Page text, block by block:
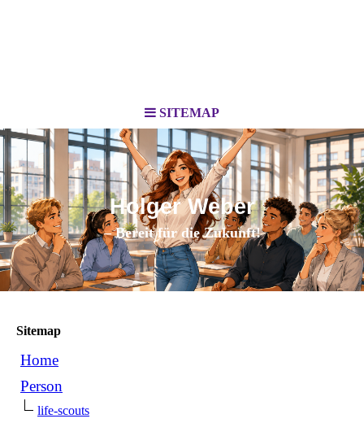
SITEMAP
Holger Weber
– Bereit für die Zukunft!
Sitemap
Home
Person
life-scouts